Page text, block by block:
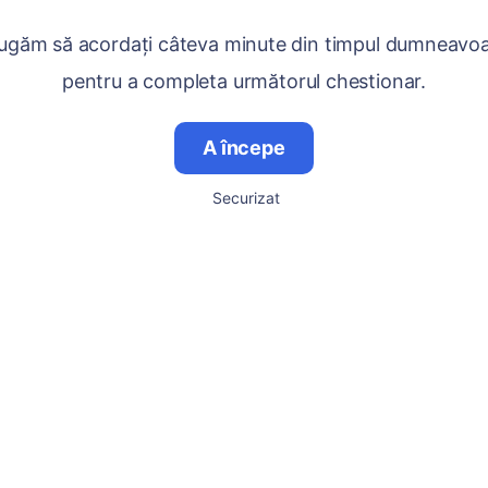
să acordați câteva minute din timpul
pentru a completa următorul chestionar.
A începe
Securizat